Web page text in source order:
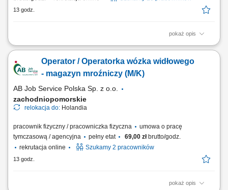
13 godz.
pokaż opis
Nowoczesna holenderska firma z branży spożywczej, specjalizująca się
świeże i mrożone wyroby drobiowe dla klientów B2B w całej Europie,
dostosowując produkty do indywidualnych zamówień. Zakres
Operator / Operatorka wózka widłowego
- magazyn mroźniczy (M/K)
AB Job Service Polska Sp. z o.o.
zachodniopomorskie
relokacja do: Holandia
pracownik fizyczny / pracowniczka fizyczna
umowa o pracę
tymczasową / agencyjna
pełny etat 69,00 złbrutto/godz.
rekrutacja online
Szukamy 2 pracowników
13 godz.
pokaż opis